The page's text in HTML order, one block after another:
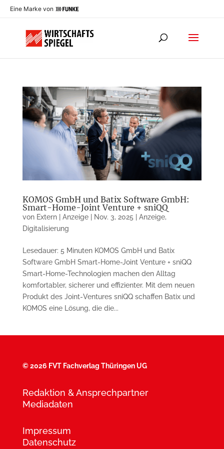
Eine Marke von
KOMOS GmbH und Batix Software GmbH:
Smart-Home-Joint Venture + sniQQ
von Extern | Anzeige| Nov. 3, 2025 Anzeige,
Digitalisierung
Lesedauer: 5 Minuten KOMOS GmbH und Batix
Software GmbH Smart-Home-Joint Venture + sniQQ
Smart-Home-Technologien machen den Alltag
komfortabler, sicherer und effizienter. Mit dem neuen
Produkt des Joint-Ventures sniQQ schaffen Batix und
KOMOS eine Lösung, die die...
©2026 FVT Fachverlag Thüringen UG
Redaktion & Ansprechpartner
Mediadaten
Impressum
Datenschutz